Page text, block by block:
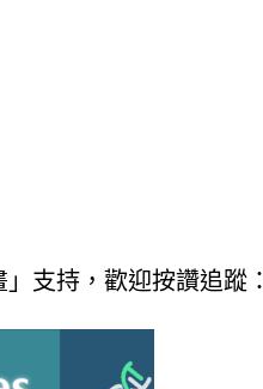
支持，歡迎按讚追蹤：